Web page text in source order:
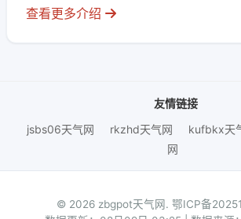
查看更多介绍
友情链接
jsbs06天气网
rkzhd天气网 kufbkx天
网
© 2026 zbgpot天气网. 鄂ICP备